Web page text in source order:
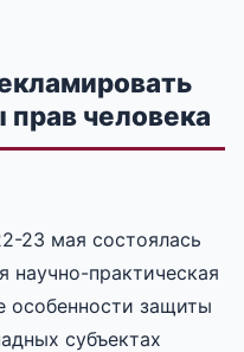
человека
23 мая состоялась
научно-практическая
особенности защиты
субъектах